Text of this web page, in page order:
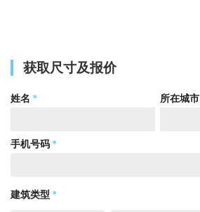
获取尺寸及报价
姓名 * 所在城市
手机号码 *
建筑类型 *